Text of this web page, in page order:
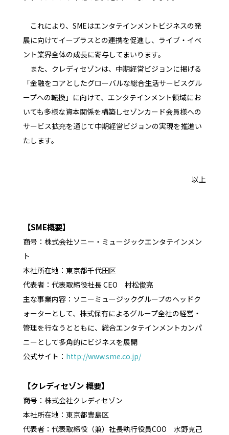
これにより、SMEはエンタテインメントビジネスの発
展に向けてイープラスとの連携を促進し、ライブ・イベ
ント業界全体の成長に寄与してまいります。
また、クレディセゾンは、中期経営ビジョンに掲げる
「金融をコアとしたグローバルな総合生活サービスグル
ープへの転換」に向けて、エンタテインメント領域にお
いても多様な資本関係を構築しセゾンカード会員様への
サービス拡充を通じて中期経営ビジョンの実現を推進い
たします。
以上
【SME概要】
商号：株式会社ソニー・ミュージックエンタテインメン
ト
本社所在地：東京都千代田区
代表者：代表取締役社長 CEO 村松俊亮
主な事業内容：ソニーミュージックグループのヘッドク
ォーターとして、株式保有によるグループ全社の経営・
管理を行なうとともに、総合エンタテインメントカンパ
ニーとして多角的にビジネスを展開
公式サイト： http://www.sme.co.jp/
【クレディセゾン 概要】
商号：株式会社クレディセゾン
本社所在地：東京都豊島区
代表者：代表取締役（兼）社長執行役員COO 水野克己